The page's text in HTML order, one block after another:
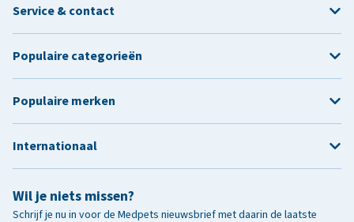
Wil je niets missen?
Schrijf je nu in voor de Medpets nieuwsbrief met daarin de laatste
Service & contact
Populaire categorieën
Populaire merken
Internationaal